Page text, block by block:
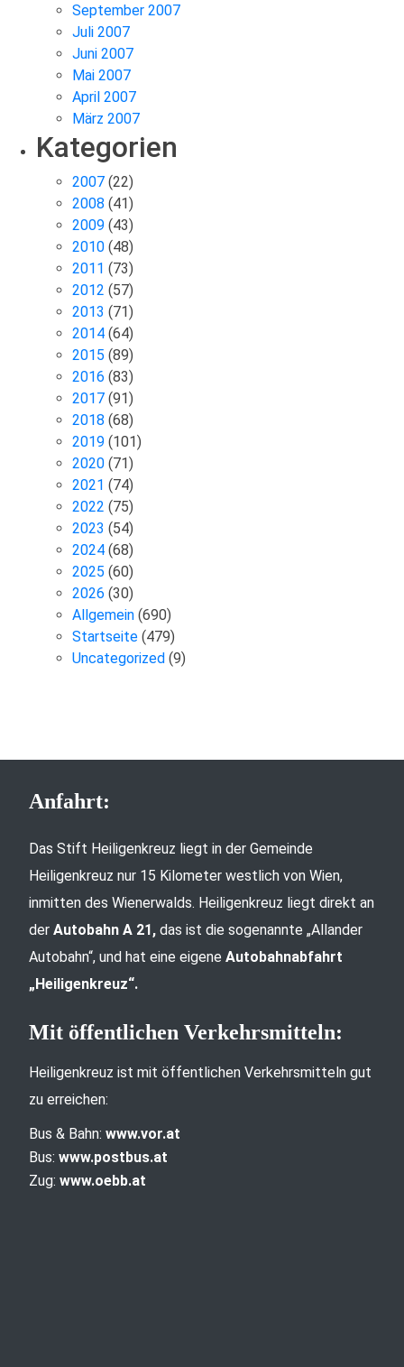
September 2007
Juli 2007
Juni 2007
Mai 2007
April 2007
März 2007
Kategorien
2007 (22)
2008 (41)
2009 (43)
2010 (48)
2011 (73)
2012 (57)
2013 (71)
2014 (64)
2015 (89)
2016 (83)
2017 (91)
2018 (68)
2019 (101)
2020 (71)
2021 (74)
2022 (75)
2023 (54)
2024 (68)
2025 (60)
2026 (30)
Allgemein (690)
Startseite (479)
Uncategorized (9)
Anfahrt:
Das Stift Heiligenkreuz liegt in der Gemeinde
Heiligenkreuz nur 15 Kilometer westlich von Wien,
inmitten des Wienerwalds. Heiligenkreuz liegt direkt an
der Autobahn A 21, das ist die sogenannte „Allander
Autobahn“, und hat eine eigene Autobahnabfahrt
„Heiligenkreuz“.
Mit öffentlichen Verkehrsmitteln:
Heiligenkreuz ist mit öffentlichen Verkehrsmitteln gut
zu erreichen:
Bus & Bahn: www.vor.at
Bus: www.postbus.at
Zug: www.oebb.at